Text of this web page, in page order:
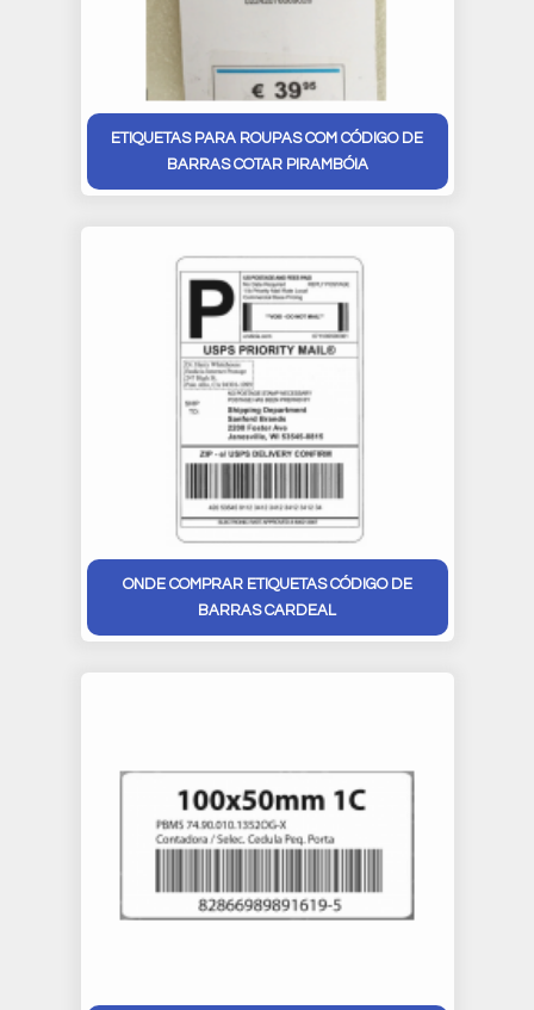
ETIQUETAS PARA ROUPAS COM CÓDIGO DE
BARRAS COTAR PIRAMBÓIA
ONDE COMPRAR ETIQUETAS CÓDIGO DE
BARRAS CARDEAL